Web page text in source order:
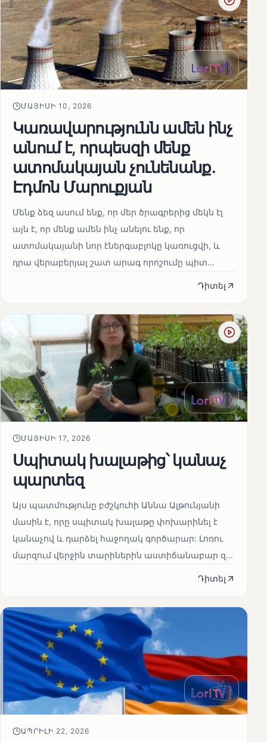
ՄԱՅԻՍԻ 10, 2026
Կառավարությունն ամեն ինչ
անում է, որպեսզի մենք
ատոմակայան չունենանք․
Էդմոն Մարուքյան
Մենք ձեզ ասում ենք, որ մեր ծրագրերից մեկն էլ
այն է, որ մենք ամեն ինչ անելու ենք, որ
ատոմակայանի նոր էներգաբլոկը կառուցվի, և
դրա վերաբերյալ շատ արագ որոշումը պիտ...
Դիտել
ՄԱՅԻՍԻ 17, 2026
Սպիտակ խալաթից՝ կանաչ
պարտեզ
Այս պատմությունը բժշկուհի Աննա Ալթունյանի
մասին է, որը սպիտակ խալաթը փոխարինել է
կանաչով և դարձել հաջողակ գործարար: Լոռու
մարզում վերջին տարիներին աստիճանաբար զ...
Դիտել
ԱՊՐԻԼԻ 22, 2026